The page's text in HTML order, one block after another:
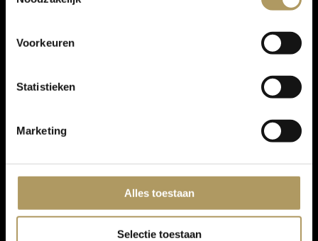
Voorkeuren
Statistieken
Marketing
Alles toestaan
Selectie toestaan